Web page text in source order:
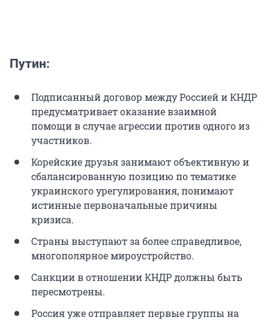
Путин:
Подписанный договор между Россией и КНДР
предусматривает оказание взаимной
помощи в случае агрессии против одного из
участников.
Корейские друзья занимают объективную и
сбалансированную позицию по тематике
украинского урегулирования, понимают
истинные первоначальные причины
кризиса.
Страны выступают за более справедливое,
многополярное мироустройство.
Санкции в отношении КНДР должны быть
пересмотрены.
Россия уже отправляет первые группы на